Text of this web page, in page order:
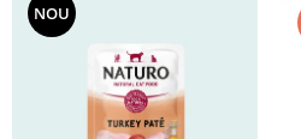
NOU